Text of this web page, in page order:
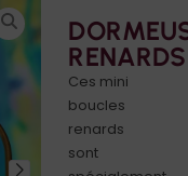
RENARDS
Ces mini
boucles
renards
sont